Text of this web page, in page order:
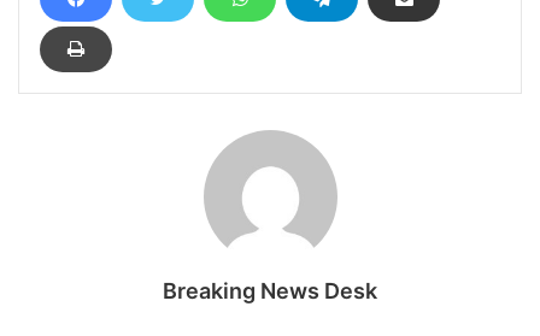
Breaking News Desk